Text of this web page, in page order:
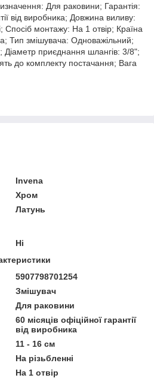
Для раковини; Гарантія:
від виробника; Довжина виливу:
Спосіб монтажу: На 1 отвір; Країна
Тип змішувача: Одноважільний;
Діаметр приєднання шлангів: 3/8";
до комплекту постачання; Вага
Invena
Хром
Латунь
Ні
5907798701254
Змішувач
Для раковини
60 місяців офіційної гарантії
від виробника
11 - 16 см
На різьбленні
На 1 отвір